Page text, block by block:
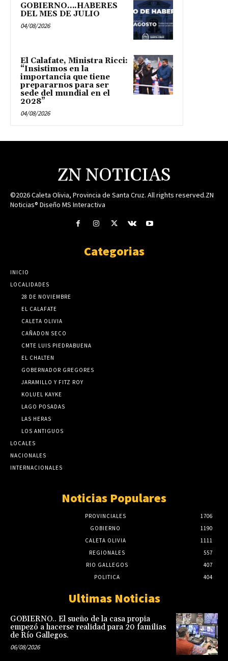
GOBIERNO….HABERES
DEL MES DE JULIO
04/08/2026
El Calafate, Ministra Ricci:
“Insistimos en la
importancia que tiene
prepararnos para ser
sede del mundial en el
2028”
04/08/2026
ZN NOTICIAS
©2026 Caleta Olivia, Provincia de Santa Cruz. All rights reserved.ZN
Noticias® Diseño MS Interactiva
Categorias
INICIO
LOCALIDADES
28 DE NOVIEMBRE
EL CALAFATE
CALETA OLIVIA
CAÑADON SECO
CMTE LUIS PIEDRABUENA
EL CHALTEN
GOBERNADOR GREGORES
JARAMILLO Y FITZ ROY
KOLUEL KAYKE
LAGO POSADAS
LAS HERAS
LOS ANTIGUOS
LOCALES
NACIONALES
INTERNACIONALES
Noticias Populares
PROVINCIALES
1706
GOBIERNO
1190
CALETA OLIVIA
1111
REGIONALES
557
RIO GALLEGOS
407
POLITICA
404
Ultimas Noticias
GOBIERNO.. El sueño de la casa propia
empezó a hacerse realidad para 20 familias
de Río Gallegos.
06/08/2026